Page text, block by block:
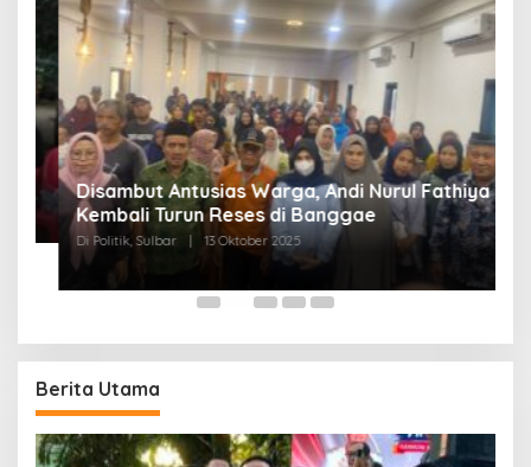
Disambut Antusias Warga, Andi Nurul Fathiya
Kembali Turun Reses di Banggae
Di Politik, Sulbar | 13 Oktober 2025
Berita Utama